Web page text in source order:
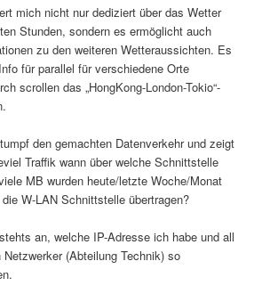
mich nicht nur dediziert über das Wetter
Stunden, sondern es ermöglicht auch
zu den weiteren Wetteraussichten. Es
für parallel für verschiedene Orte
scrollen das „HongKong-London-Tokio“-
den gemachten Datenverkehr und zeigt
Traffik wann über welche Schnittstelle
MB wurden heute/letzte Woche/Monat
W-LAN Schnittstelle übertragen?
an, welche IP-Adresse ich habe und all
(Abteilung Technik) so